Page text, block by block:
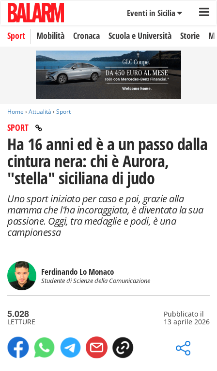
Eventi in Sicilia
Sport Mobilità Cronaca Scuola e Università Storie
Home › Attualità › Sport
SPORT
Ha 16 anni ed è a un passo dalla
cintura nera: chi è Aurora,
"stella" siciliana di judo
Uno sport iniziato per caso e poi, grazie alla
mamma che l'ha incoraggiata, è diventata la sua
passione. Oggi, tra medaglie e podi, è una
campionessa
Ferdinando Lo Monaco
Studente di Scienze della Comunicazione
5.028
LETTURE
Pubblicato il
13 aprile 2026